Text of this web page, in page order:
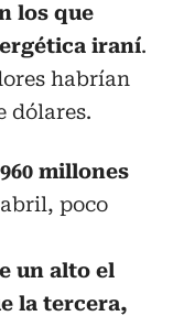
los que
iraní.
habrían
dólares.
millones
poco
un alto el
la tercera,